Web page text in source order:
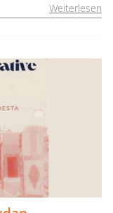
Weiterlesen